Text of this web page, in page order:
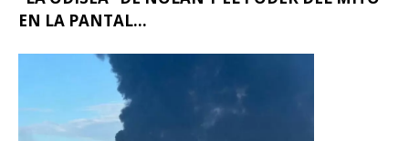
EN LA PANTAL...